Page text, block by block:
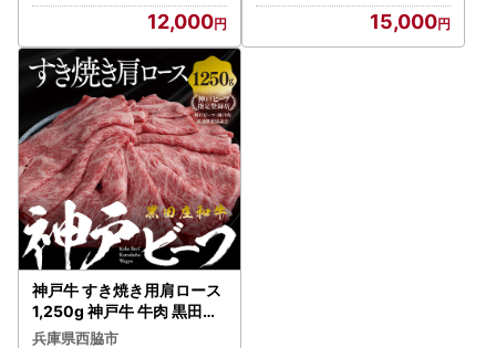
12,000 15,000
神戸牛 すき焼き用肩ロース
1,250g 神戸牛 牛肉 黒田庄
和牛 (tokusan-19)
兵庫県西脇市